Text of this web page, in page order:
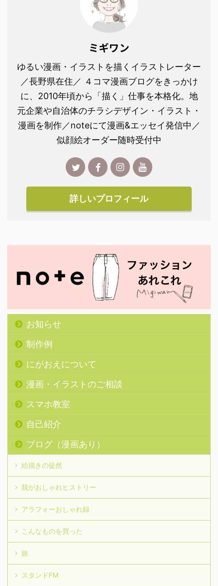
ミギワン
ゆるい漫画・イラストを描くイラストレーター
／長野県在住／ ４コマ漫画ブログをきっかけ
に、2010年頃から「描く」仕事を本格化。地
元企業や自治体のチラシデザイン・イラスト・
漫画を制作／noteにて漫画&エッセイ発信中／
似顔絵オーダー随時受付中
詳しいプロフィール
お知らせ
制作例
にがおえについて
漫画・イラストのご相談
スマホ教室
自己紹介
ブログ（漫画あり）
絵描きの徒然
我がおしゃれヒストリー
アラフォーおしゃれ録
こんなものを買った
旅
スタンドFM